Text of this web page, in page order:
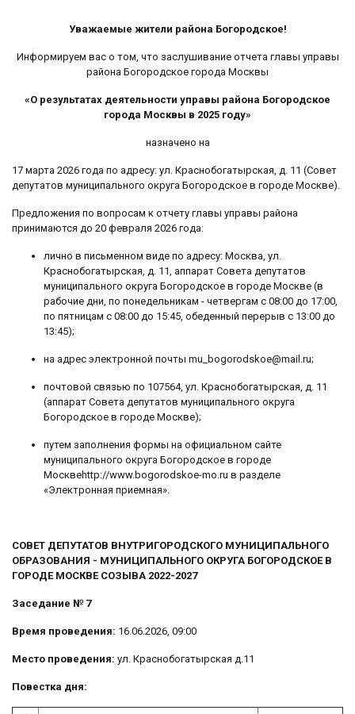
Уважаемые жители района Богородское!
Информируем вас о том, что заслушивание отчета главы управы
района Богородское города Москвы
«О результатах деятельности управы района Богородское
города Москвы в 2025 году»
назначено на
17 марта 2026 года по адресу: ул. Краснобогатырская, д. 11 (Совет
депутатов муниципального округа Богородское в городе Москве).
Предложения по вопросам к отчету главы управы района
принимаются до 20 февраля 2026 года:
лично в письменном виде по адресу: Москва, ул.
Краснобогатырская, д. 11, аппарат Совета депутатов
муниципального округа Богородское в городе Москве (в
рабочие дни, по понедельникам - четвергам с 08:00 до 17:00,
по пятницам с 08:00 до 15:45, обеденный перерыв с 13:00 до
13:45);
на адрес электронной почты mu_bogorodskoe@mail.ru;
почтовой связью по 107564, ул. Краснобогатырская, д. 11
(аппарат Совета депутатов муниципального округа
Богородское в городе Москве);
путем заполнения формы на официальном сайте
муниципального округа Богородское в городе
Москвеhttp://www.bogorodskoe-mo.ru в разделе
«Электронная приемная».
СОВЕТ ДЕПУТАТОВ ВНУТРИГОРОДСКОГО МУНИЦИПАЛЬНОГО
ОБРАЗОВАНИЯ - МУНИЦИПАЛЬНОГО ОКРУГА БОГОРОДСКОЕ В
ГОРОДЕ МОСКВЕ СОЗЫВА 2022-2027
Заседание № 7
Время проведения: 16.06.2026, 09:00
Место проведения: ул. Краснобогатырская д.11
Повестка дня: